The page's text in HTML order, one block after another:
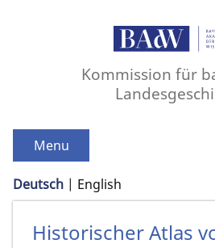
Kommission für
Menu
Deutsch English
Historischer Atlas